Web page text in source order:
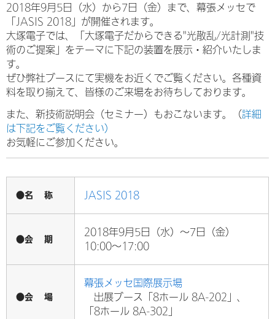
2018年9月5日（水）から7日（金）まで、幕張メッセで
「JASIS 2018」が開催されます。
大塚電子では、「大塚電子だからできる"光散乱/光計測"技
術のご提案」をテーマに下記の装置を展示・紹介いたしま
す。
ぜひ弊社ブースにて実機をお近くでご覧ください。各種資
料を取り揃えて、皆様のご来場をお待ちしております。
また、新技術説明会（セミナー）もおこないます。（詳細
は下記をご覧ください）
お気軽にご参加ください。
●名 称 JASIS 2018
●会 期
2018年9月5日（水）～7日（金）
10:00～17:00
●会 場
幕張メッセ国際展示場
出展ブース「8ホール 8A-202」、
「8ホール 8A-302」